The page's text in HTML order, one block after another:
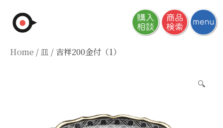
Home /皿 / 吉祥200金付（1）
🔍